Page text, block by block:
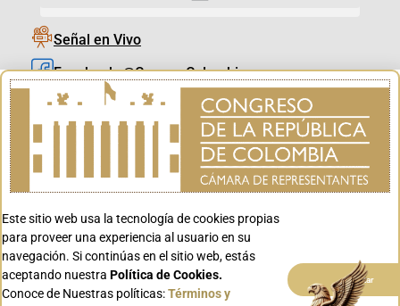
Señal en Vivo
Facebook_@CamaraColombia
Instagram_@CamaraColombia
X_@CamaraColombia
Youtube_@CamaraColombia
Youtube_@CanalCongreso
Este sitio web usa la tecnología de cookies propias
para proveer una experiencia al usuario en su
navegación. Si continúas en el sitio web, estás
aceptando nuestra Política de Cookies.
Conoce de Nuestras políticas:Términos y
Aceptar